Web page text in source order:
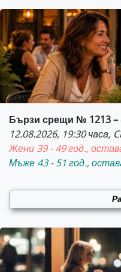
Бързи срещи № 1213 –
12.08.2026, 19:30 часа,
Жени 39 - 49 год.,
Мъже 43 - 51 год.,